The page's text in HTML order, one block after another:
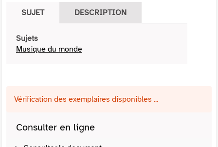
SUJET DESCRIPTION
Sujets
Musique du monde
Vérification des exemplaires disponibles ...
Consulter en ligne